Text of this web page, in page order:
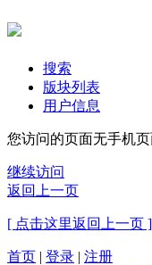
搜索
版块列表
用户信息
您访问的页面无手机
继续访问
返回上一页
[ 点击这里返回上一页 ]
首页 | 登录 | 注册